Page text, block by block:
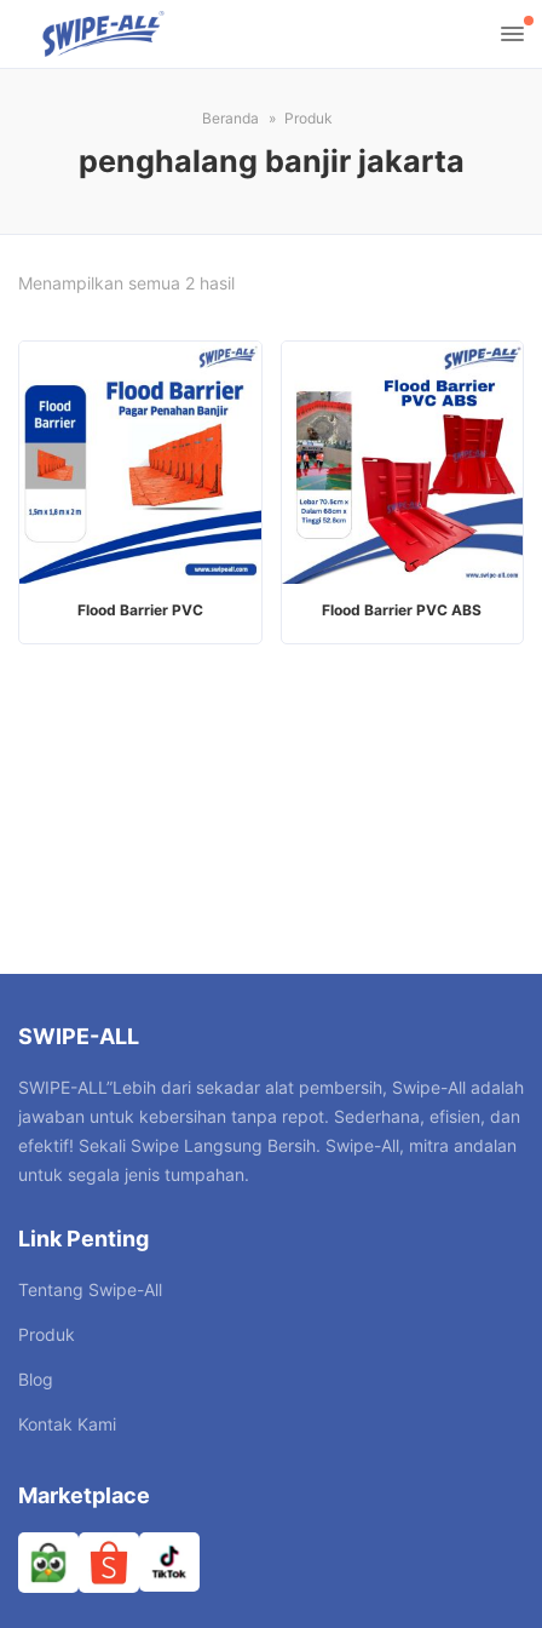
Beranda Produk
penghalang banjir jakarta
Menampilkan semua 2 hasil
harga:
ke
Flood Barrier PVC Flood Barrier PVC ABS
SWIPE-ALL
SWIPE-ALL”Lebih dari sekadar alat pembersih, Swipe-All adalah
jawaban untuk kebersihan tanpa repot. Sederhana, efisien, dan
efektif! Sekali Swipe Langsung Bersih. Swipe-All, mitra andalan
untuk segala jenis tumpahan.
Link Penting
Tentang Swipe-All
Produk
Blog
Kontak Kami
Marketplace